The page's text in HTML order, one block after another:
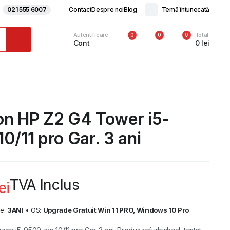
021 555 6007 ContactDespre noiBlog Temă întunecată
Autentificare
Cont
0 0 0 Total
0 lei
HP Z2 G4 Tower i5-
11 pro Gar. 3 ani
TVA Inclus
3ANI • OS: Upgrade Gratuit Win 11 PRO, Windows 10 Pro